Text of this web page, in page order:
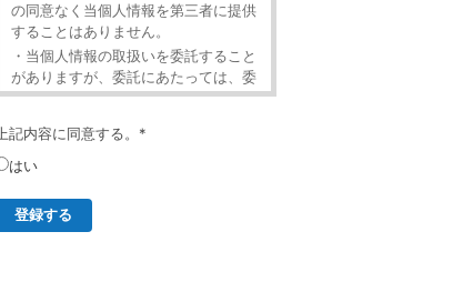
の同意なく当個人情報を第三者に提供
することはありません。
・当個人情報の取扱いを委託すること
がありますが、委託にあたっては、委
託先における個人情報の安全管理が図
適切な監督を行います。
・当個人情報の利用目的の通知、開
用の停止・消去および第三者への提供
の停止（「開示等」といいます。）を
上記内容に同意する。 *
はい